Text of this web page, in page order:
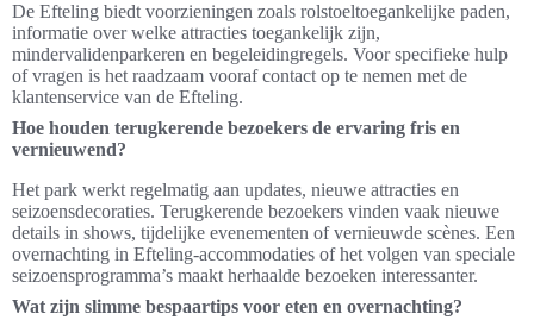
De Efteling biedt voorzieningen zoals rolstoeltoegankelijke paden,
informatie over welke attracties toegankelijk zijn,
mindervalidenparkeren en begeleidingregels. Voor specifieke hulp
of vragen is het raadzaam vooraf contact op te nemen met de
klantenservice van de Efteling.
Hoe houden terugkerende bezoekers de ervaring fris en
vernieuwend?
Het park werkt regelmatig aan updates, nieuwe attracties en
seizoensdecoraties. Terugkerende bezoekers vinden vaak nieuwe
details in shows, tijdelijke evenementen of vernieuwde scènes. Een
overnachting in Efteling-accommodaties of het volgen van speciale
seizoensprogramma’s maakt herhaalde bezoeken interessanter.
Wat zijn slimme bespaartips voor eten en overnachting?